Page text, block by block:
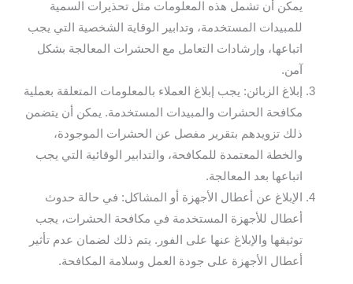
يمكن أن تشمل هذه المعلومات مثل تحذيرات السمية
للمبيدات المستخدمة، وتدابير الوقاية الشخصية التي يجب
اتباعها، وإرشادات التعامل مع الحشرات المعالجة بشكل
آمن.
إبلاغ الزبائن: يجب إبلاغ العملاء بالمعلومات المتعلقة بعملية
مكافحة الحشرات والمبيدات المستخدمة. يمكن أن يتضمن
ذلك تزويدهم بتقرير مفصل عن الحشرات الموجودة،
والخطة المعتمدة للمكافحة، والتدابير الوقائية التي يجب
اتباعها بعد المعالجة.
الإبلاغ عن أعطال الأجهزة أو المشاكل: في حالة حدوث
أعطال للأجهزة المستخدمة في مكافحة الحشرات، يجب
توثيقها والإبلاغ عنها على الفور. يتم ذلك لضمان عدم تأثير
أعطال الأجهزة على جودة العمل وسلامة المكافحة.